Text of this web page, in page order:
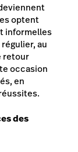
optent
informelles
au
retour
occasion
en
des